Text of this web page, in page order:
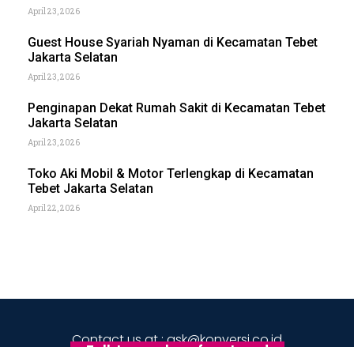
April 23, 2026
Guest House Syariah Nyaman di Kecamatan Tebet
Jakarta Selatan
April 23, 2026
Penginapan Dekat Rumah Sakit di Kecamatan Tebet
Jakarta Selatan
April 23, 2026
Toko Aki Mobil & Motor Terlengkap di Kecamatan
Tebet Jakarta Selatan
April 22, 2026
Contact us at : ask@konversi.co.id